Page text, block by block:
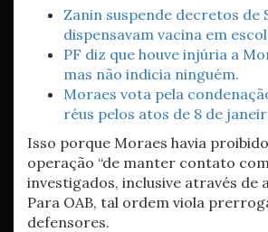
Zanin suspende decretos de
dispensavam vacina em
PF diz que houve injúria a
mas não indicia ninguém.
Moraes vota pela
réus pelos atos de 8 de
Isso porque Moraes havia
operação “de manter contato
investigados, inclusive através de
Para OAB, tal ordem viola
defensores.